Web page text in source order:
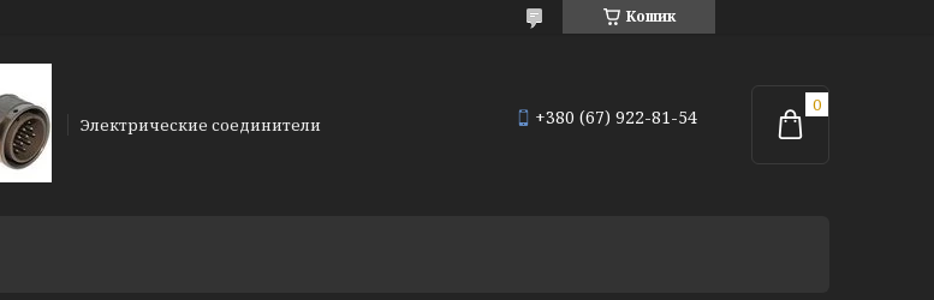
Кошик
Электрические соединители +380 (67) 922-81-54